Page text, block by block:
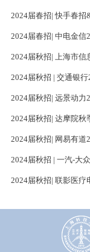
2024届春招| 快手春招
2024届春招| 中电金信
2024届秋招 | 交通银
2024届秋招| 远景动力
2024届秋招| 达摩院秋
2024届秋招| 网易有道
2024届秋招 | 一汽-大
2024届秋招| 联影医疗